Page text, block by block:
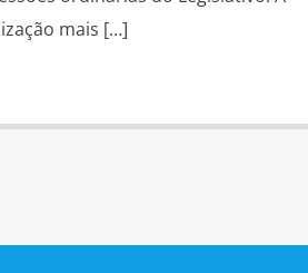
mais […]